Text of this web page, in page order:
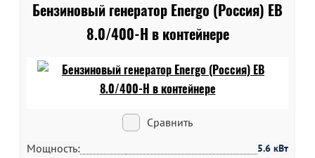
Бензиновый генератор Energo (Россия) EB
8.0/400-H в контейнере
Сравнить
Мощность:
5.6 кВт